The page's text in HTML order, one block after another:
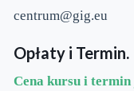
centrum@gig.eu
Opłaty i Termin.
Cena kursu i